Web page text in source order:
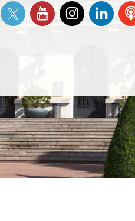
Retrouvez-nous sur Facebook
Suivez-nous sur Twitter
Suivez-nous sur